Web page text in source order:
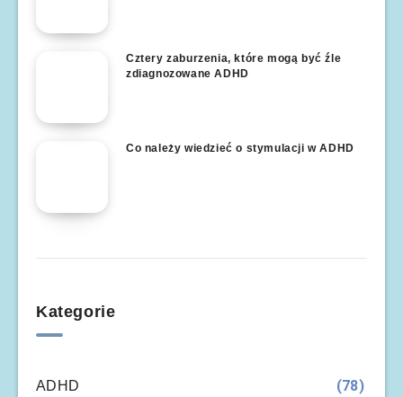
Cztery zaburzenia, które mogą być źle
zdiagnozowane ADHD
Co należy wiedzieć o stymulacji w ADHD
Kategorie
ADHD (78)